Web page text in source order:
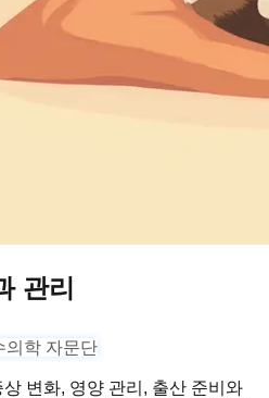
관리
의학 자문단
변화, 영양 관리, 출산 준비와